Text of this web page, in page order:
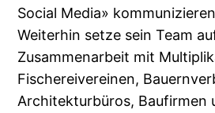
Social Media»
Weiterhin setze sein Team
Zusammenarbeit mit
Fischereivereinen,
Architekturbüros, Baufirmen